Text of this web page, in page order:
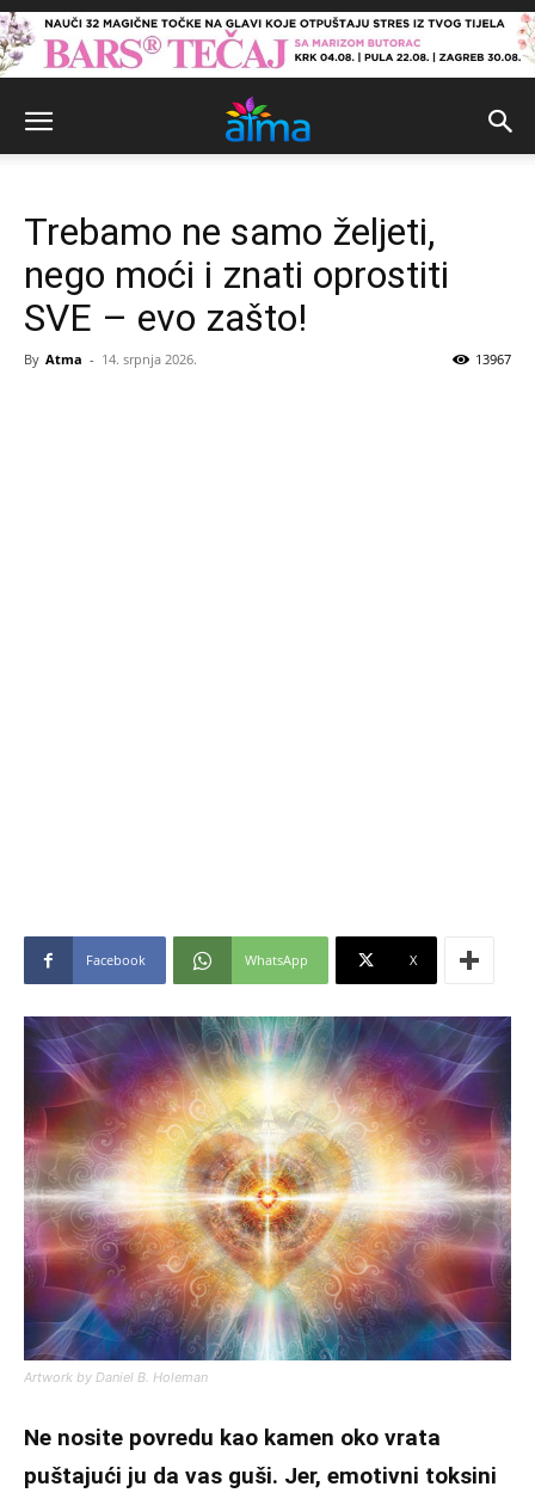
Trebamo ne samo željeti,
nego moći i znati oprostiti
SVE – evo zašto!
By Atma - 14. srpnja 2026. 13967
Facebook WhatsApp X
Artwork by Daniel B. Holeman
Ne nosite povredu kao kamen oko vrata
puštajući ju da vas guši. Jer, emotivni toksini